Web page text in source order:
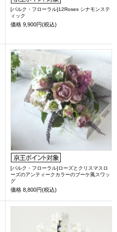
[パルク・フローラル]12Roses シナモンステ
ィック
価格 9,900円(税込)
[パルク・フローラル]ローズとクリスマスロ
ーズのアンティークカラーのブーケ風スワッ
グ
価格 8,800円(税込)